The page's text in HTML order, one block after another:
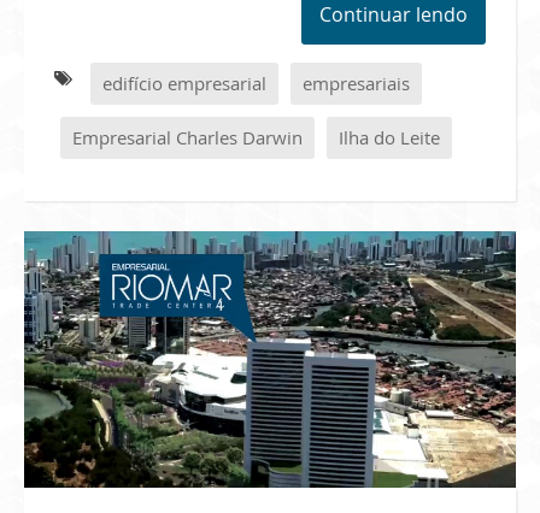
Continuar lendo
edifício empresarial empresariais
Empresarial Charles Darwin Ilha do Leite